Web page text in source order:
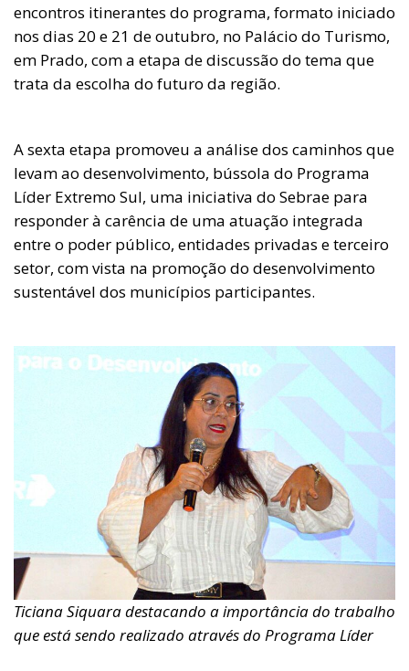
encontros itinerantes do programa, formato iniciado
nos dias 20 e 21 de outubro, no Palácio do Turismo,
em Prado, com a etapa de discussão do tema que
trata da escolha do futuro da região.
A sexta etapa promoveu a análise dos caminhos que
levam ao desenvolvimento, bússola do Programa
Líder Extremo Sul, uma iniciativa do Sebrae para
responder à carência de uma atuação integrada
entre o poder público, entidades privadas e terceiro
setor, com vista na promoção do desenvolvimento
sustentável dos municípios participantes.
Ticiana Siquara destacando a importância do trabalho
que está sendo realizado através do Programa Líder